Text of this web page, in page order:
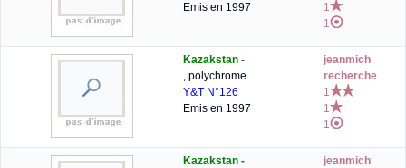
Emis en 1997
1
1
Kazakstan -
, polychrome
Y&T N°126
Emis en 1997
jeanmich
recherche
1
1
1
Kazakstan -
jeanmich